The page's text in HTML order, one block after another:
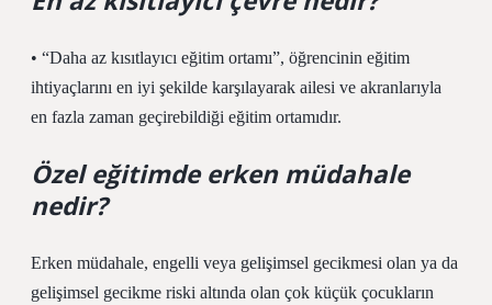
• “Daha az kısıtlayıcı eğitim ortamı”, öğrencinin eğitim
ihtiyaçlarını en iyi şekilde karşılayarak ailesi ve akranlarıyla
en fazla zaman geçirebildiği eğitim ortamıdır.
Özel eğitimde erken müdahale
nedir?
Erken müdahale, engelli veya gelişimsel gecikmesi olan ya da
gelişimsel gecikme riski altında olan çok küçük çocukların